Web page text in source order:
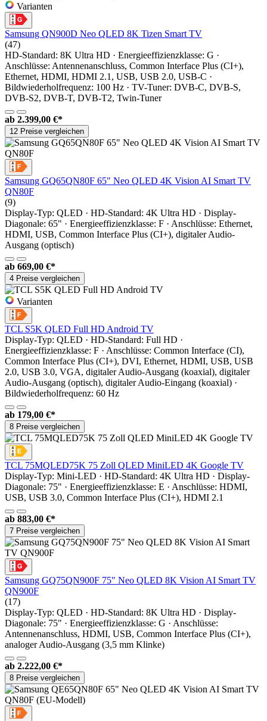
Varianten
Samsung QN900D Neo QLED 8K Tizen Smart TV
(47)
HD-Standard: 8K Ultra HD · Energieeffizienzklasse: G ·
Anschlüsse: Antennenanschluss, Common Interface Plus (CI+),
Ethernet, HDMI, HDMI 2.1, USB, USB 2.0, USB-C ·
Bildwiederholfrequenz: 100 Hz · TV-Tuner: DVB-C, DVB-S,
DVB-S2, DVB-T, DVB-T2, Twin-Tuner
ab 2.399,00 €*
12 Preise vergleichen
Samsung GQ65QN80F 65" Neo QLED 4K Vision AI Smart TV
QN80F
(9)
Display-Typ: QLED · HD-Standard: 4K Ultra HD · Display-
Diagonale: 65" · Energieeffizienzklasse: F · Anschlüsse: Ethernet,
HDMI, USB, Common Interface Plus (CI+), digitaler Audio-
Ausgang (optisch)
ab 669,00 €*
4 Preise vergleichen
Varianten
TCL S5K QLED Full HD Android TV
Display-Typ: QLED · HD-Standard: Full HD ·
Energieeffizienzklasse: F · Anschlüsse: Common Interface (CI),
Common Interface Plus (CI+), DVI, Ethernet, HDMI, USB, USB
2.0, USB 3.0, VGA, digitaler Audio-Ausgang (koaxial), digitaler
Audio-Ausgang (optisch), digitaler Audio-Eingang (koaxial) ·
Bildwiederholfrequenz: 60 Hz
ab 179,00 €*
8 Preise vergleichen
TCL 75MQLED75K 75 Zoll QLED MiniLED 4K Google TV
Display-Typ: Mini-LED · HD-Standard: 4K Ultra HD · Display-
Diagonale: 75" · Energieeffizienzklasse: E · Anschlüsse: HDMI,
USB, USB 3.0, Common Interface Plus (CI+), HDMI 2.1
ab 883,00 €*
7 Preise vergleichen
Samsung GQ75QN900F 75" Neo QLED 8K Vision AI Smart TV
QN900F
(17)
Display-Typ: QLED · HD-Standard: 8K Ultra HD · Display-
Diagonale: 75" · Energieeffizienzklasse: G · Anschlüsse:
Antennenanschluss, HDMI, USB, Common Interface Plus (CI+),
analoger Audio-Ausgang (3,5 mm Klinke)
ab 2.222,00 €*
8 Preise vergleichen